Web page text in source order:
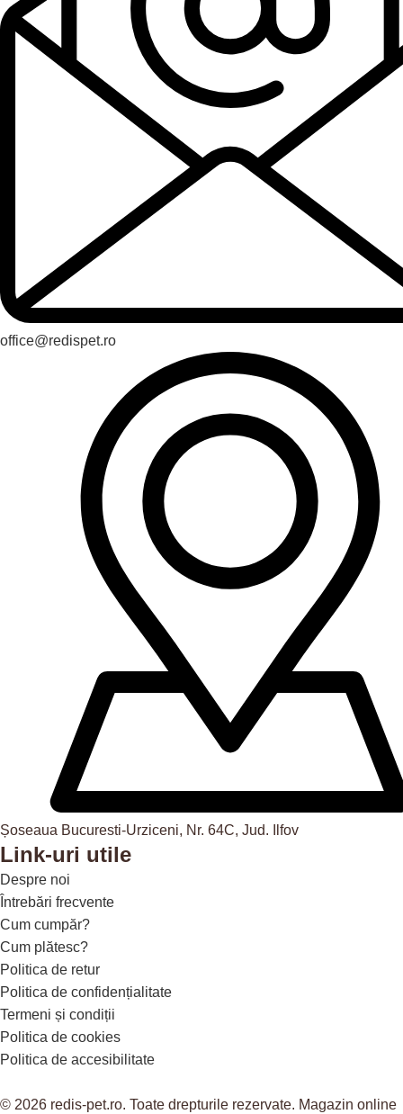
office@redispet.ro
Șoseaua Bucuresti-Urziceni, Nr. 64C, Jud. Ilfov
Link-uri utile
Despre noi
Întrebări frecvente
Cum cumpăr?
Cum plătesc?
Politica de retur
Politica de confidențialitate
Termeni și condiții
Politica de cookies
Politica de accesibilitate
© 2026 redis-pet.ro. Toate drepturile rezervate. Magazin online